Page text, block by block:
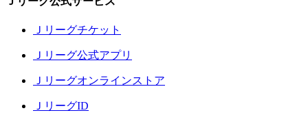
Ｊリーグチケット
Ｊリーグ公式アプリ
Ｊリーグオンラインストア
ＪリーグID